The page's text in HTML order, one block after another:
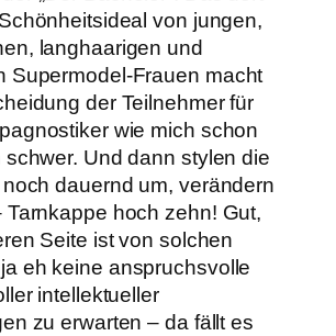
von jungen,
langhaarigen und
Supermodel-Frauen macht
der Teilnehmer für
wie mich schon
schwer. Und dann stylen die
dauernd um, verändern
Tarnkappe hoch zehn! Gut,
Seite ist von solchen
eh keine anspruchsvolle
intellektueller
zu erwarten – da fällt es